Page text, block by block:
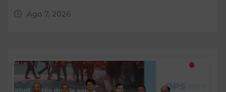
Ago 7, 2026